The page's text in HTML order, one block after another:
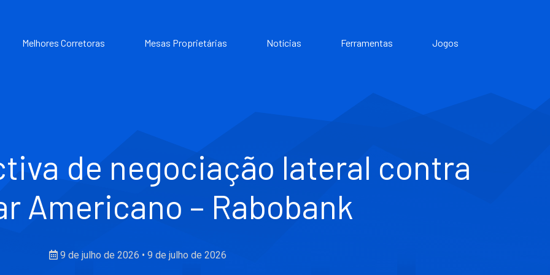
Melhores Corretoras Mesas Proprietárias Notícias Ferramentas Jogos
de negociação lateral contra
Americano – Rabobank
9 de julho de 2026 • 9 de julho de 2026